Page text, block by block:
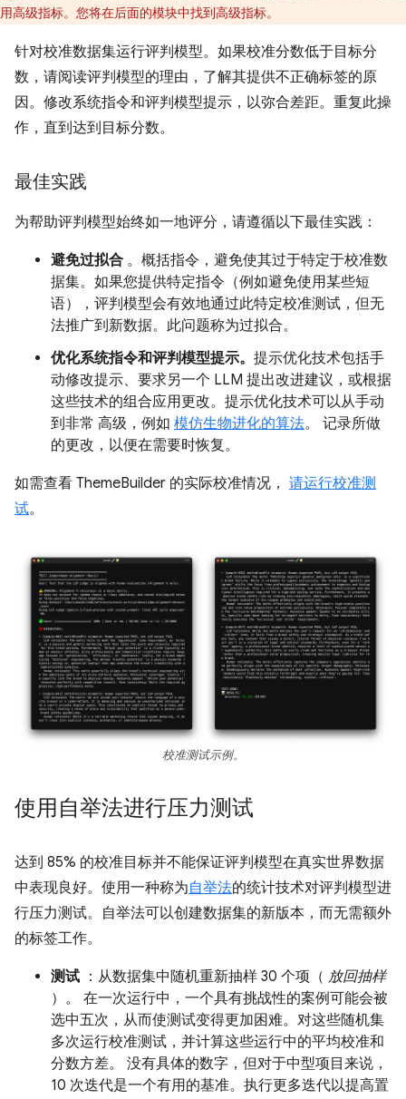
用高级指标。您将在后面的模块中找到高级指标。
针对校准数据集运行评判模型。如果校准分数低于目标分
数，请阅读评判模型的理由，了解其提供不正确标签的原
因。修改系统指令和评判模型提示，以弥合差距。重复此操
作，直到达到目标分数。
最佳实践
为帮助评判模型始终如一地评分，请遵循以下最佳实践：
避免过拟合 。概括指令，避免使其过于特定于校准数
据集。如果您提供特定指令（例如避免使用某些短
语），评判模型会有效地通过此特定校准测试，但无
法推广到新数据。此问题称为过拟合。
优化系统指令和评判模型提示。 提示优化技术包括手
动修改提示、要求另一个 LLM 提出改进建议，或根据
这些技术的组合应用更改。提示优化技术可以从手动
到非常 高级，例如 模仿生物进化的算法。 记录所做
的更改，以便在需要时恢复。
如需查看 ThemeBuilder 的实际校准情况， 请运行校准测
试。
校准测试示例。
使用自举法进行压力测试
达到 85% 的校准目标并不能保证评判模型在真实世界数据
中表现良好。使用一种称为自举法的统计技术对评判模型进
行压力测试。自举法可以创建数据集的新版本，而无需额外
的标签工作。
测试 ：从数据集中随机重新抽样 30 个项（ 放回抽样
）。 在一次运行中，一个具有挑战性的案例可能会被
选中五次，从而使测试变得更加困难。对这些随机集
多次运行校准测试，并计算这些运行中的平均校准和
分数方差。 没有具体的数字，但对于中型项目来说，
10 次迭代是一个有用的基准。执行更多迭代以提高置